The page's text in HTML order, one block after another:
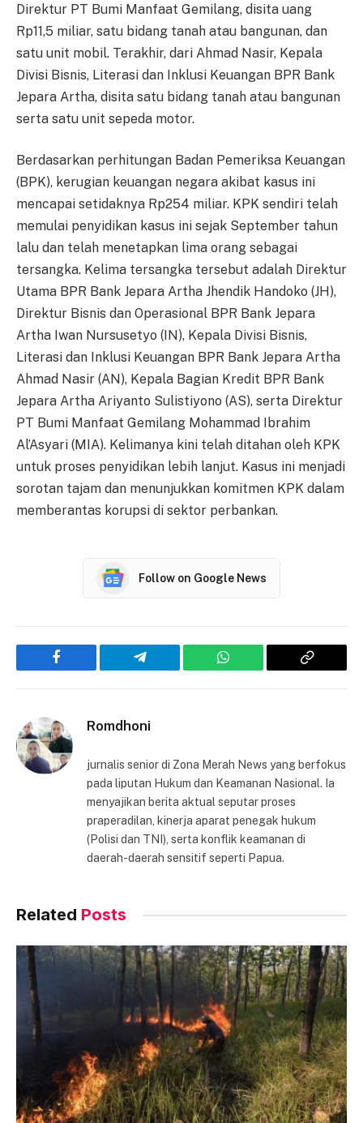
Direktur PT Bumi Manfaat Gemilang, disita uang
Rp11,5 miliar, satu bidang tanah atau bangunan, dan
satu unit mobil. Terakhir, dari Ahmad Nasir, Kepala
Divisi Bisnis, Literasi dan Inklusi Keuangan BPR Bank
Jepara Artha, disita satu bidang tanah atau bangunan
serta satu unit sepeda motor.
Berdasarkan perhitungan Badan Pemeriksa Keuangan
(BPK), kerugian keuangan negara akibat kasus ini
mencapai setidaknya Rp254 miliar. KPK sendiri telah
memulai penyidikan kasus ini sejak September tahun
lalu dan telah menetapkan lima orang sebagai
tersangka. Kelima tersangka tersebut adalah Direktur
Utama BPR Bank Jepara Artha Jhendik Handoko (JH),
Direktur Bisnis dan Operasional BPR Bank Jepara
Artha Iwan Nursusetyo (IN), Kepala Divisi Bisnis,
Literasi dan Inklusi Keuangan BPR Bank Jepara Artha
Ahmad Nasir (AN), Kepala Bagian Kredit BPR Bank
Jepara Artha Ariyanto Sulistiyono (AS), serta Direktur
PT Bumi Manfaat Gemilang Mohammad Ibrahim
Al’Asyari (MIA). Kelimanya kini telah ditahan oleh KPK
untuk proses penyidikan lebih lanjut. Kasus ini menjadi
sorotan tajam dan menunjukkan komitmen KPK dalam
memberantas korupsi di sektor perbankan.
Follow on Google News
Facebook Telegram WhatsApp
Copy
Romdhoni
jurnalis senior di Zona Merah News yang berfokus
pada liputan Hukum dan Keamanan Nasional. Ia
menyajikan berita aktual seputar proses
praperadilan, kinerja aparat penegak hukum
(Polisi dan TNI), serta konflik keamanan di
daerah-daerah sensitif seperti Papua.
Related Posts